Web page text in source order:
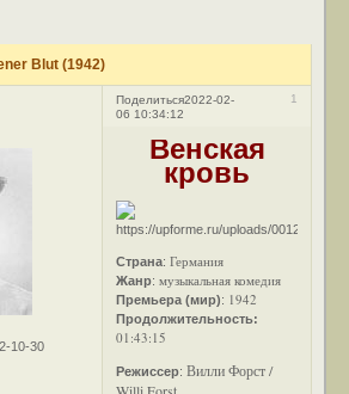
Blut (1942)
Поделиться 1
2022-02-
06 10:34:12
10-30
Венская
кровь
Страна:Германия
Жанр:музыкальная комедия
Премьера (мир): 1942
Продолжительность:
01:43:15
Режиссер:Вилли Форст /
Willi Forst